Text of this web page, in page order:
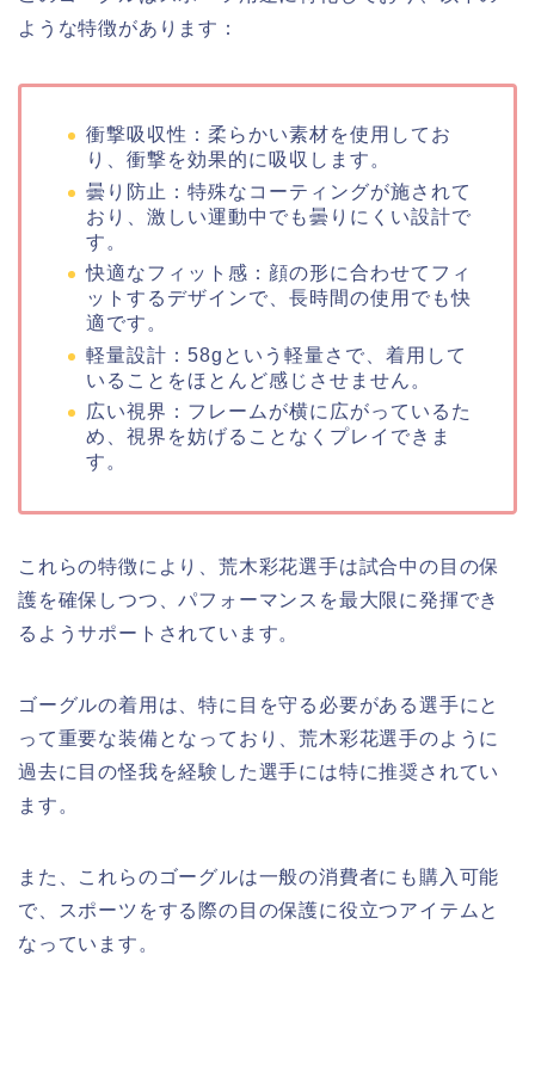
ような特徴があります：
衝撃吸収性：柔らかい素材を使用してお
り、衝撃を効果的に吸収します。
曇り防止：特殊なコーティングが施されて
おり、激しい運動中でも曇りにくい設計で
す。
快適なフィット感：顔の形に合わせてフィ
ットするデザインで、長時間の使用でも快
適です。
軽量設計：58gという軽量さで、着用して
いることをほとんど感じさせません。
広い視界：フレームが横に広がっているた
め、視界を妨げることなくプレイできま
す。
これらの特徴により、荒木彩花選手は試合中の目の保
護を確保しつつ、パフォーマンスを最大限に発揮でき
るようサポートされています。
ゴーグルの着用は、特に目を守る必要がある選手にと
って重要な装備となっており、荒木彩花選手のように
過去に目の怪我を経験した選手には特に推奨されてい
ます。
また、これらのゴーグルは一般の消費者にも購入可能
で、スポーツをする際の目の保護に役立つアイテムと
なっています。